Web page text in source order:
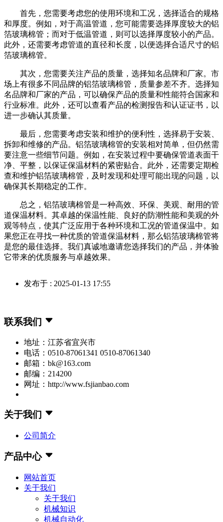
首先，您需要考虑您的使用环境和工况，选择适合的规格
和厚度。例如，对于高温管道，您可能需要选择厚度较大的铝
箔玻璃棉管；而对于低温管道，则可以选择厚度较小的产品。
此外，还需要考虑管道的直径和长度，以便选择合适尺寸的铝
箔玻璃棉管。
其次，您需要关注产品的质量，选择知名品牌和厂家。市
场上有很多不同品牌的铝箔玻璃棉管，质量参差不齐。选择知
名品牌和厂家的产品，可以确保产品的质量和性能符合国家和
行业标准。此外，还可以查看产品的检测报告和认证证书，以
进一步确认其质量。
最后，您需要考虑安装和维护的便利性，选择易于安装、
拆卸和维修的产品。铝箔玻璃棉管的安装相对简单，但仍然需
要注意一些细节问题。例如，在安装过程中要确保管道表面干
净、平整，以保证保温材料的紧密贴合。此外，还需要定期检
查和维护铝箔玻璃棉管，及时发现和处理可能出现的问题，以
确保其长期稳定的工作。
总之，铝箔玻璃棉管是一种高效、环保、美观、耐用的管
道保温材料。其卓越的保温性能、良好的防潮性能和美观的外
观等特点，使其广泛应用于各种环境和工况的管道保温中。如
果您正在寻找一种优质的管道保温材料，那么铝箔玻璃棉管将
是您的最佳选择。我们真诚地邀请您选择我们的产品，并体验
它带来的优质服务与卓越效果。
发布于 : 2025-01-13 17:55
联系我们
地址：江苏省宜兴市
电话：0510-87061341 0510-87061340
邮箱：bk@163.com
邮编：214200
网址：http://www.fsjianbao.com
关于我们
公司简介
产品中心
网站首页
关于我们
关于我们
机械知识
机械自动化